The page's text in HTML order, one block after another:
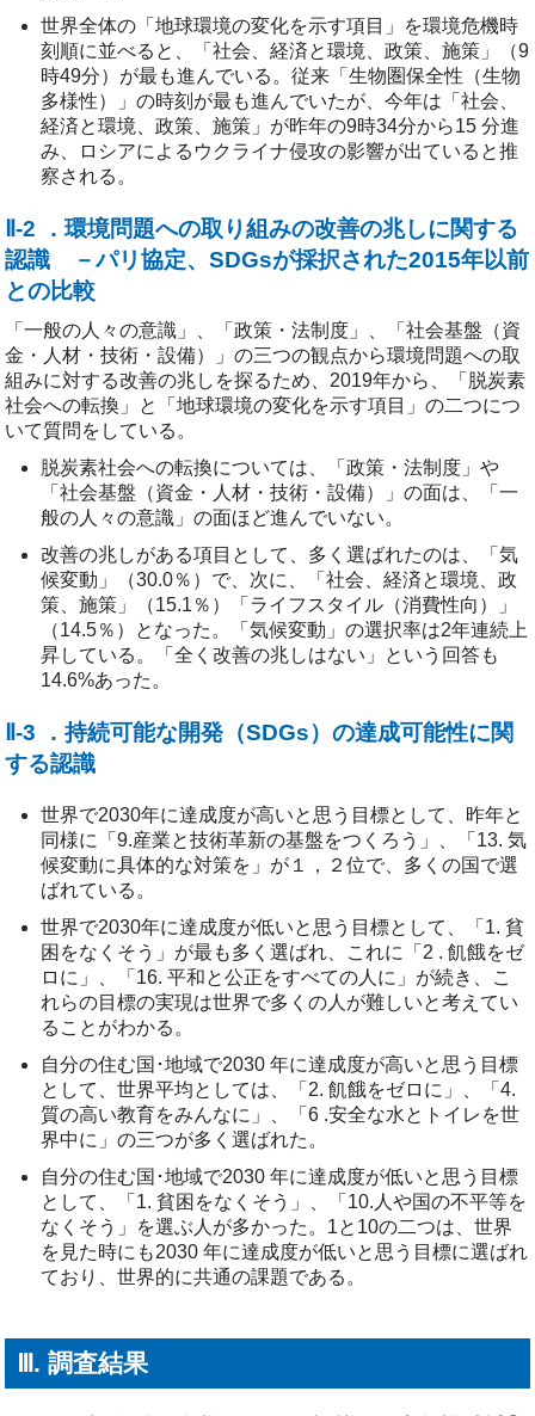
世界全体の「地球環境の変化を示す項目」を環境危機時
刻順に並べると、「社会、経済と環境、政策、施策」（9
時49分）が最も進んでいる。従来「生物圏保全性（生物
多様性）」の時刻が最も進んでいたが、今年は「社会、
経済と環境、政策、施策」が昨年の9時34分から15 分進
み、ロシアによるウクライナ侵攻の影響が出ていると推
察される。
Ⅱ-2 ．環境問題への取り組みの改善の兆しに関する
認識 －パリ協定、SDGsが採択された2015年以前
との比較
「一般の人々の意識」、「政策・法制度」、「社会基盤（資
金・人材・技術・設備）」の三つの観点から環境問題への取
組みに対する改善の兆しを探るため、2019年から、「脱炭素
社会への転換」と「地球環境の変化を示す項目」の二つにつ
いて質問をしている。
脱炭素社会への転換については、「政策・法制度」や
「社会基盤（資金・人材・技術・設備）」の面は、「一
般の人々の意識」の面ほど進んでいない。
改善の兆しがある項目として、多く選ばれたのは、「気
候変動」（30.0％）で、次に、「社会、経済と環境、政
策、施策」（15.1％）「ライフスタイル（消費性向）」
（14.5％）となった。「気候変動」の選択率は2年連続上
昇している。「全く改善の兆しはない」という回答も
14.6%あった。
Ⅱ-3 ．持続可能な開発（SDGs）の達成可能性に関
する認識
世界で2030年に達成度が高いと思う目標として、昨年と
同様に「9.産業と技術革新の基盤をつくろう」、「13. 気
候変動に具体的な対策を」が１，２位で、多くの国で選
ばれている。
世界で2030年に達成度が低いと思う目標として、「1. 貧
困をなくそう」が最も多く選ばれ、これに「2 . 飢餓をゼ
ロに」、「16. 平和と公正をすべての人に」が続き、こ
れらの目標の実現は世界で多くの人が難しいと考えてい
ることがわかる。
自分の住む国･地域で2030 年に達成度が高いと思う目標
として、世界平均としては、「2. 飢餓をゼロに」、「4.
質の高い教育をみんなに」、「6 .安全な水とトイレを世
界中に」の三つが多く選ばれた。
自分の住む国･地域で2030 年に達成度が低いと思う目標
として、「1. 貧困をなくそう」、「10.人や国の不平等を
なくそう」を選ぶ人が多かった。1と10の二つは、世界
を見た時にも2030 年に達成度が低いと思う目標に選ばれ
ており、世界的に共通の課題である。
Ⅲ. 調査結果